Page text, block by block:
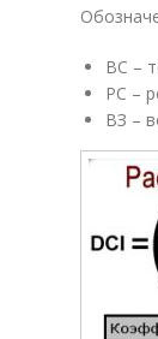
ВС –
РС –
ВЗ –